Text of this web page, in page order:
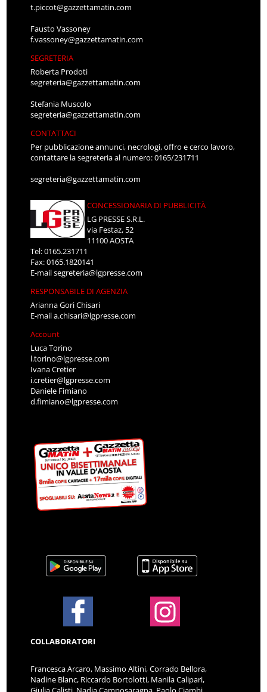
t.piccot@gazzettamatin.com
Fausto Vassoney
f.vassoney@gazzettamatin.com
SEGRETERIA
Roberta Prodoti
segreteria@gazzettamatin.com
Stefania Muscolo
segreteria@gazzettamatin.com
CONTATTACI
Per pubblicazione annunci, necrologi, offro e cerco lavoro,
contattare la segreteria al numero: 0165/231711
segreteria@gazzettamatin.com
CONCESSIONARIA DI PUBBLICITÀ
LG PRESSE S.R.L.
via Festaz, 52
11100 AOSTA
Tel: 0165.231711
Fax: 0165.1820141
E-mailsegreteria@lgpresse.com
RESPONSABILE DI AGENZIA
Arianna Gori Chisari
E-maila.chisari@lgpresse.com
Account
Luca Torino
l.torino@lgpresse.com
Ivana Cretier
i.cretier@lgpresse.com
Daniele Fimiano
d.fimiano@lgpresse.com
COLLABORATORI
Francesca Arcaro, Massimo Altini, Corrado Bellora,
Nadine Blanc, Riccardo Bortolotti, Manila Calipari,